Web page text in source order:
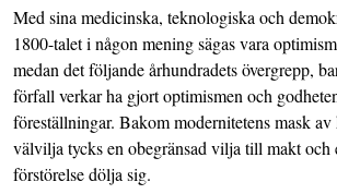
Med sina medicinska, teknologiska och
1800-talet i någon mening sägas vara
medan det följande århundradets övergrepp,
förfall verkar ha gjort optimismen och
föreställningar. Bakom modernitetens mask
välvilja tycks en obegränsad vilja till makt och
förstörelse dölja sig.